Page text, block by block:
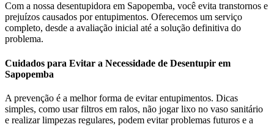
Com a nossa desentupidora em Sapopemba, você evita transtornos e
prejuízos causados por entupimentos. Oferecemos um serviço
completo, desde a avaliação inicial até a solução definitiva do
problema.
Cuidados para Evitar a Necessidade de Desentupir em
Sapopemba
A prevenção é a melhor forma de evitar entupimentos. Dicas
simples, como usar filtros em ralos, não jogar lixo no vaso sanitário
e realizar limpezas regulares, podem evitar problemas futuros e a